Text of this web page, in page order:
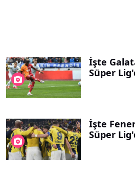
İşte
Süper
İşte
Süper